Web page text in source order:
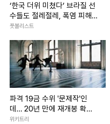
‘한국 더위 미쳤다’ 브라질 선
수들도 절레절레, 폭염 피해
최소화 위한 K리그 노력들
풋볼리스트
파격 19금 수위 '문제작'인
데… 20년 만에 재개봉 확정
된 영화
위키트리